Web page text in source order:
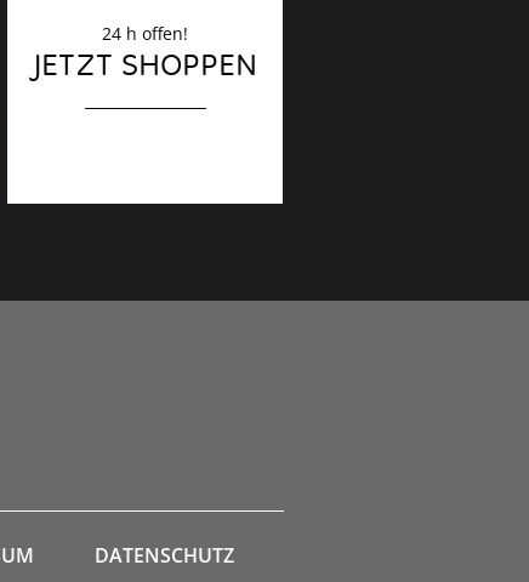
Dekoration
Finaler Schliff
24 h offen!
JETZT SHOPPEN
DATENSCHUTZ